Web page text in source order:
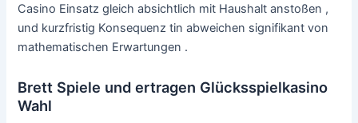
Casino Einsatz gleich absichtlich mit Haushalt anstoßen ,
und kurzfristig Konsequenz tin abweichen signifikant von
mathematischen Erwartungen .
Brett Spiele und ertragen Glücksspielkasino
Wahl